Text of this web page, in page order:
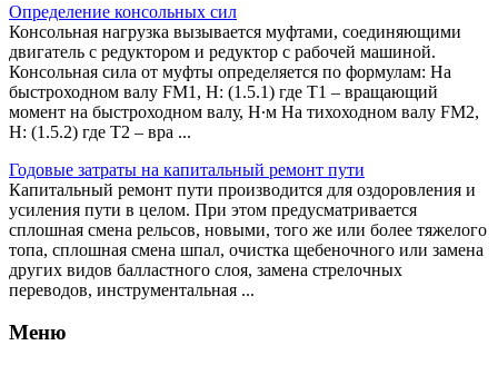
Определение консольных сил
Консольная нагрузка вызывается муфтами, соединяющими
двигатель с редуктором и редуктор с рабочей машиной.
Консольная сила от муфты определяется по формулам: На
быстроходном валу FМ1, Н: (1.5.1) где Т1 – вращающий
момент на быстроходном валу, Н∙м На тихоходном валу FМ2,
Н: (1.5.2) где Т2 – вра ...
Годовые затраты на капитальный ремонт пути
Капитальный ремонт пути производится для оздоровления и
усиления пути в целом. При этом предусматривается
сплошная смена рельсов, новыми, того же или более тяжелого
топа, сплошная смена шпал, очистка щебеночного или замена
других видов балластного слоя, замена стрелочных
переводов, инструментальная ...
Меню